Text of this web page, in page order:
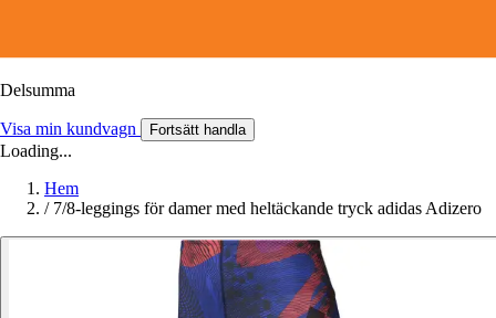
Delsumma
Visa min kundvagn Fortsätt handla
Loading...
Hem
/ 7/8-leggings för damer med heltäckande tryck adidas Adizero